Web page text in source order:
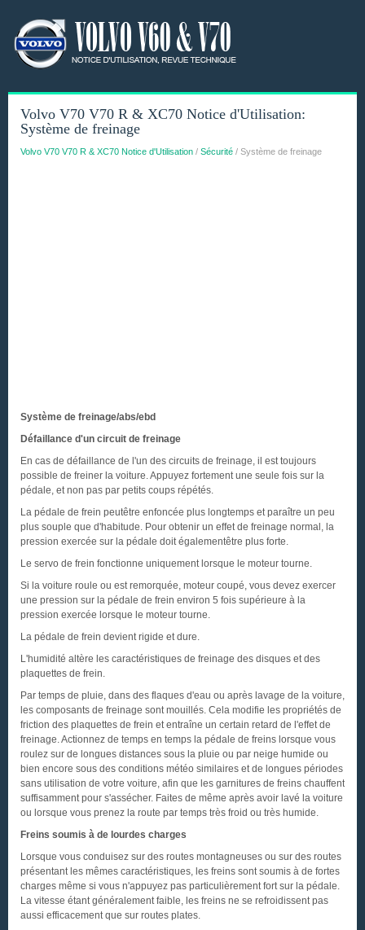
Volvo V70 V70 R & XC70 Notice d'Utilisation:
Système de freinage
Volvo V70 V70 R & XC70 Notice d'Utilisation / Sécurité / Système de freinage
Système de freinage/abs/ebd
Défaillance d'un circuit de freinage
En cas de défaillance de l'un des circuits de freinage, il est toujours
possible de freiner la voiture. Appuyez fortement une seule fois sur la
pédale, et non pas par petits coups répétés.
La pédale de frein peutêtre enfoncée plus longtemps et paraître un peu
plus souple que d'habitude. Pour obtenir un effet de freinage normal, la
pression exercée sur la pédale doit égalementêtre plus forte.
Le servo de frein fonctionne uniquement lorsque le moteur tourne.
Si la voiture roule ou est remorquée, moteur coupé, vous devez exercer
une pression sur la pédale de frein environ 5 fois supérieure à la
pression exercée lorsque le moteur tourne.
La pédale de frein devient rigide et dure.
L'humidité altère les caractéristiques de freinage des disques et des
plaquettes de frein.
Par temps de pluie, dans des flaques d'eau ou après lavage de la voiture,
les composants de freinage sont mouillés. Cela modifie les propriétés de
friction des plaquettes de frein et entraîne un certain retard de l'effet de
freinage. Actionnez de temps en temps la pédale de freins lorsque vous
roulez sur de longues distances sous la pluie ou par neige humide ou
bien encore sous des conditions météo similaires et de longues périodes
sans utilisation de votre voiture, afin que les garnitures de freins chauffent
suffisamment pour s'assécher. Faites de même après avoir lavé la voiture
ou lorsque vous prenez la route par temps très froid ou très humide.
Freins soumis à de lourdes charges
Lorsque vous conduisez sur des routes montagneuses ou sur des routes
présentant les mêmes caractéristiques, les freins sont soumis à de fortes
charges même si vous n'appuyez pas particulièrement fort sur la pédale.
La vitesse étant généralement faible, les freins ne se refroidissent pas
aussi efficacement que sur routes plates.